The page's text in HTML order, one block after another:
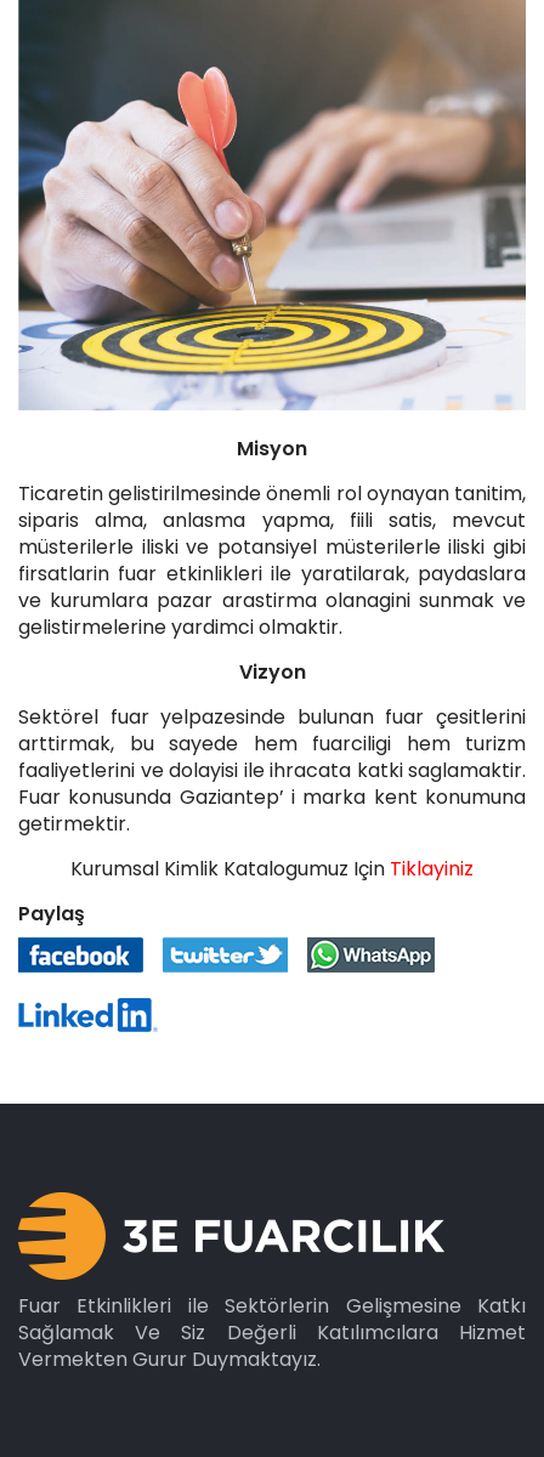
Misyon
Ticaretin gelistirilmesinde önemli rol oynayan tanitim,
siparis alma, anlasma yapma, fiili satis, mevcut
müsterilerle iliski ve potansiyel müsterilerle iliski gibi
firsatlarin fuar etkinlikleri ile yaratilarak, paydaslara
ve kurumlara pazar arastirma olanagini sunmak ve
gelistirmelerine yardimci olmaktir.
Vizyon
Sektörel fuar yelpazesinde bulunan fuar çesitlerini
arttirmak, bu sayede hem fuarciligi hem turizm
faaliyetlerini ve dolayisi ile ihracata katki saglamaktir.
Fuar konusunda Gaziantep’ i marka kent konumuna
getirmektir.
Kurumsal Kimlik Katalogumuz Için Tiklayiniz
Paylaş
Fuar Etkinlikleri ile Sektörlerin Gelişmesine Katkı
Sağlamak Ve Siz Değerli Katılımcılara Hizmet
Vermekten Gurur Duymaktayız.